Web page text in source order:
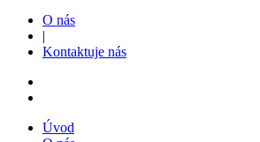
O nás
|
Kontaktuje nás
Úvod